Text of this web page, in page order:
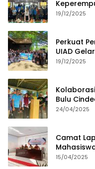
dan
19/12/2025
Perkuat
UIAD
19/12/2025
Bulu
24/04/2025
Camat
15/04/2025